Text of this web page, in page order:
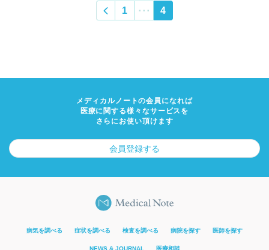
1 ･･･ 4
メディカルノートの会員になれば
医療に関する様々なサービスを
さらにお使い頂けます
会員登録する
病気を調べる 症状を調べる 検査を調べる 病院を探す 医師を探す
NEWS & JOURNAL 医療相談